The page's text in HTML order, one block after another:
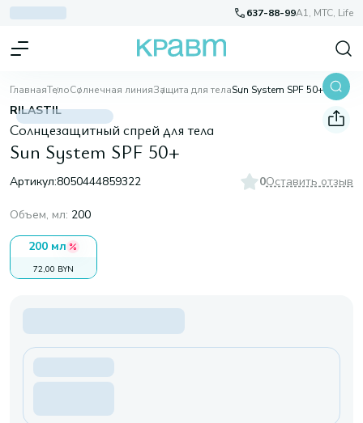
637-88-99A1, МТС, Life
ГлавнаяТелоСолнечная линияЗащита для телаSun System SPF 50+
RILASTIL
Солнцезащитный спрей для тела
Sun System SPF 50+
Артикул:8050444859322 0Оставить отзыв
Объем, мл: 200
200 мл
72,00 BYN